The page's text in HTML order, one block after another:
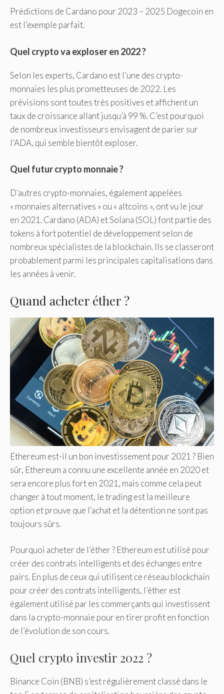
Prédictions de Cardano pour 2023 – 2025 Dogecoin en
est l’exemple parfait.
Quel crypto va exploser en 2022 ?
Selon les experts, Cardano est l’une des crypto-
monnaies les plus prometteuses de 2022. Les
prévisions sont toutes très positives et affichent un
taux de croissance allant jusqu’à 99 %. C’est pourquoi
de nombreux investisseurs envisagent de parier sur
l’ADA, qui semble bientôt exploser.
Quel futur crypto monnaie ?
D’autres crypto-monnaies, également appelées
« monnaies alternatives » ou « altcoins », ont vu le jour
en 2021. Cardano (ADA) et Solana (SOL) font partie des
tokens à fort potentiel de développement selon de
nombreux spécialistes de la blockchain. Ils se classeront
probablement parmi les principales capitalisations dans
les années à venir.
Quand acheter éther ?
Ethereum est-il un bon investissement pour 2021 ? Bien
sûr, Ethereum a connu une excellente année en 2020 et
sera encore plus fort en 2021, mais comme cela peut
changer à tout moment, le trading est la meilleure
option et prouve que l’achat et la détention ne sont pas
toujours sûrs.
Pourquoi acheter de l’éther ? Ethereum est utilisé pour
créer des contrats intelligents et des échanges entre
pairs. En plus de ceux qui utilisent ce réseau blockchain
pour créer des contrats intelligents, l’éther est
également utilisé par les commerçants qui investissent
dans la crypto-monnaie pour en tirer profit en fonction
de l’évolution de son cours.
Quel crypto investir 2022 ?
Binance Coin (BNB) s’est régulièrement classé dans le